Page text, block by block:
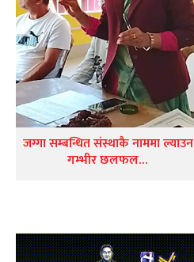
जग्गा सम्बन्धित संस्थाकै नाममा ल्याउन
गम्भीर छलफल…